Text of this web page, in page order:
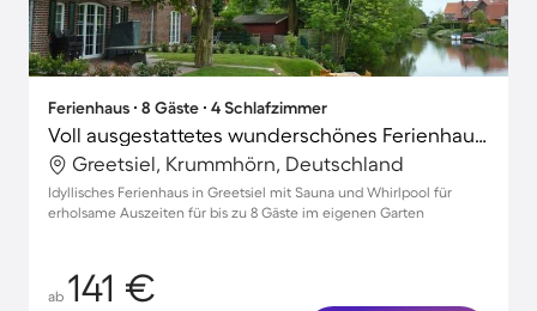
Ferienhaus ∙ 8 Gäste ∙ 4 Schlafzimmer
Voll ausgestattetes wunderschönes Ferienhaus mit Garten, Terrasse und Sauna | Gartenblick
Greetsiel, Krummhörn, Deutschland
Idyllisches Ferienhaus in Greetsiel mit Sauna und Whirlpool für
erholsame Auszeiten für bis zu 8 Gäste im eigenen Garten
ab 141 €